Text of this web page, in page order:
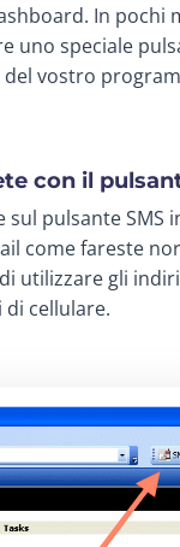
In pochi
uno speciale
vostro
con il
sul pulsante SMS
come fareste
utilizzare gli
cellulare.